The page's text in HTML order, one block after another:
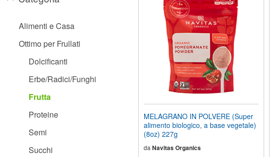
vedenti
utilizzano
Alimenti e Casa
Ottimo per Frullati
Dolcificanti
Erbe/Radici/Funghi
Frutta
Proteine
Semi
Succhi
MELAGRANO IN POLVERE (Super
alimento biologico, a base vegetale)
(8oz) 227g
da Navitas Organics